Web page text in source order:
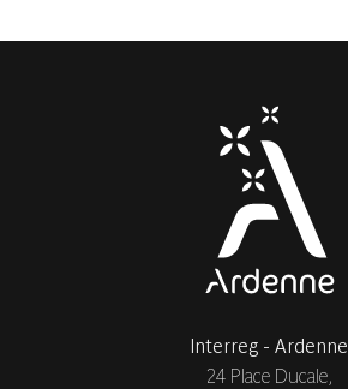
Interreg - Ardenne
24 Place Ducale,